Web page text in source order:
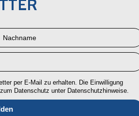
per E-Mail zu erhalten. Die Einwilligung
Datenschutz unter Datenschutzhinweise.